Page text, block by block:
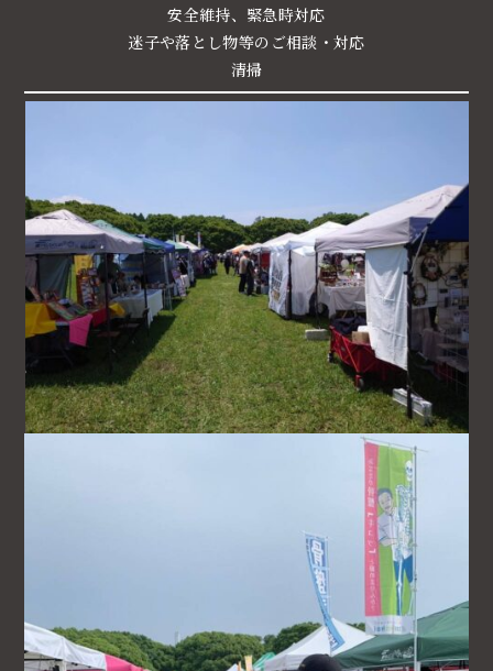
安全維持、緊急時対応
迷子や落とし物等のご相談・対応
清掃